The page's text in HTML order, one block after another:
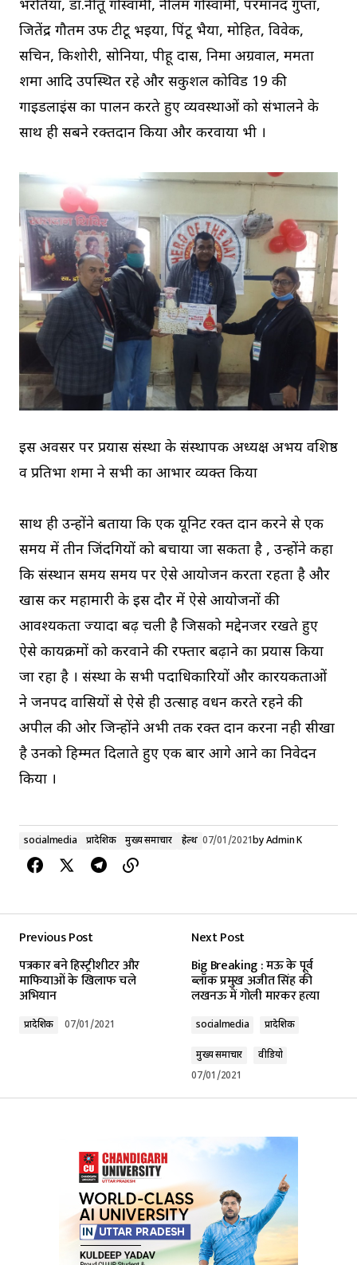
भरतिया, डा.नीतू गोस्वामी, नीलम गोस्वामी, परमानंद गुप्ता,
जितेंद्र गौतम उर्फ टीटू भईया, पिंटू भैया, मोहित, विवेक,
सचिन, किशोरी, सोनिया, पीहू दास, निमा अग्रवाल, ममता
शर्मा आदि उपस्थित रहे और सकुशल कोविड 19 की
गाइडलाइंस का पालन करते हुए व्यवस्थाओं को संभालने के
साथ ही सबने रक्तदान किया और करवाया भी ।
इस अवसर पर प्रयास संस्था के संस्थापक अध्यक्ष अभय वशिष्ठ
व प्रतिभा शर्मा ने सभी का आभार व्यक्त किया
साथ ही उन्होंने बताया कि एक यूनिट रक्त दान करने से एक
समय में तीन जिंदगियों को बचाया जा सकता है , उन्होंने कहा
कि संस्थान समय समय पर ऐसे आयोजन करता रहता है और
खास कर महामारी के इस दौर में ऐसे आयोजनों की
आवश्यकता ज्यादा बढ़ चली है जिसको मद्देनजर रखते हुए
ऐसे कार्यक्रमों को करवाने की रफ्तार बढ़ाने का प्रयास किया
जा रहा है । संस्था के सभी पदाधिकारियों और कारयकर्ताओं
ने जनपद वासियों से ऐसे ही उत्साह वर्धन करते रहने की
अपील की ओर जिन्होंने अभी तक रक्त दान करना नही सीखा
है उनको हिम्मत दिलाते हुए एक बार आगे आने का निवेदन
किया ।
socialmedia प्रादेशिक मुख्य समाचार हेल्थ 07/01/2021byAdmin K
Previous Post
पत्रकार बने हिस्ट्रीशीटर और
माफियाओं के खिलाफ चले
अभियान
प्रादेशिक 07/01/2021
Next Post
Big Breaking : मऊ के पूर्व
ब्लॉक प्रमुख अजीत सिंह की
लखनऊ में गोली मारकर हत्या
socialmedia प्रादेशिक
मुख्य समाचार
वीडियो
07/01/2021